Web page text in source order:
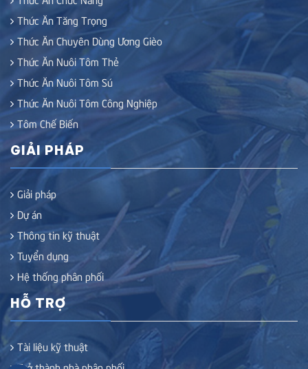
Thức Ăn Tăng Trọng
Thức Ăn Chuyên Dùng Ương Gièo
Thức Ăn Nuôi Tôm Thẻ
Thức Ăn Nuôi Tôm Sú
Thức Ăn Nuôi Tôm Công Nghiệp
Tôm Chế Biến
GIẢI PHÁP
Giải pháp
Dự án
Thông tin kỹ thuật
Tuyển dụng
Hệ thống phân phối
HỖ TRỢ
Tài liệu kỹ thuật